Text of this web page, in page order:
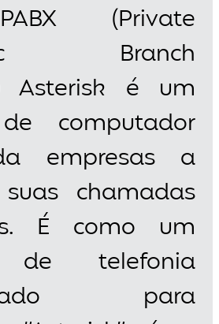
(Private
Branch
Asterisk é um
computador
empresas a
chamadas
É como um
de telefonia
para